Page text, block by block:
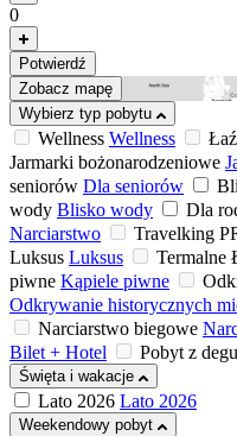
0
Potwierdź
Zobacz mapę
Wybierz typ pobytu
Wellness Wellness
Jarmarki bożonarodzeniowe
seniorów Dla seniorów
wody Blisko wody Dla
Narciarstwo
Travelking
Luksus Luksus Termalne
piwne Kąpiele piwne
Odkrywanie historycznych
Narciarstwo biegowe
Bilet + Hotel
Pobyt z
Święta i wakacje
Lato 2026 Lato 2026
Weekendowy pobyt